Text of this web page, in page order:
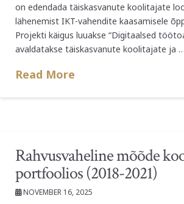
on edendada täiskasvanute koolitajate
lähenemist IKT-vahendite kaasamisele
Projekti käigus luuakse “Digitaalsed
avaldatakse täiskasvanute koolitajate ja …
Read More
Rahvusvaheline mõõde
portfoolios (2018-2021)
NOVEMBER 16, 2025